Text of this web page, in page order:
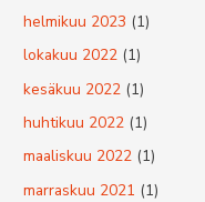
helmikuu 2023 (1)
lokakuu 2022 (1)
kesäkuu 2022 (1)
huhtikuu 2022 (1)
maaliskuu 2022 (1)
marraskuu 2021 (1)